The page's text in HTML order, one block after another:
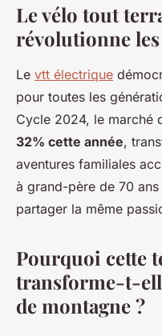
Le vélo tout
révolutionne
Le vtt électrique
pour toutes les
Cycle 2024, le marché
32% cette année,
aventures familiales
à grand-père de 70
partager la même
Pourquoi cette
transforme-t-
de montagne ?